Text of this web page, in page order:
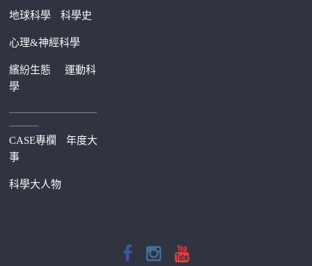
地球科學 科學史
心理&神經科學
繽紛生態運動科
學
—————————
———
CASE專欄
年度大
事
科學大人物